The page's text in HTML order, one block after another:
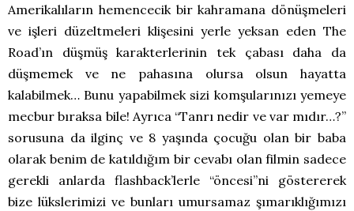
Amerikalıların hemencecik bir kahramana dönüşmeleri
ve işleri düzeltmeleri klişesini yerle yeksan eden The
Road’ın düşmüş karakterlerinin tek çabası daha da
düşmemek ve ne pahasına olursa olsun hayatta
kalabilmek… Bunu yapabilmek sizi komşularınızı yemeye
mecbur bıraksa bile! Ayrıca “Tanrı nedir ve var mıdır…?”
sorusuna da ilginç ve 8 yaşında çocuğu olan bir baba
olarak benim de katıldığım bir cevabı olan filmin sadece
gerekli anlarda flashback’lerle “öncesi”ni göstererek
bize lükslerimizi ve bunları umursamaz şımarıklığımızı